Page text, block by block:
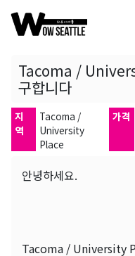
Tacoma /
구합니다
지
역
Tacoma /
University
Place
가격
안녕하세요.
Tacoma / University